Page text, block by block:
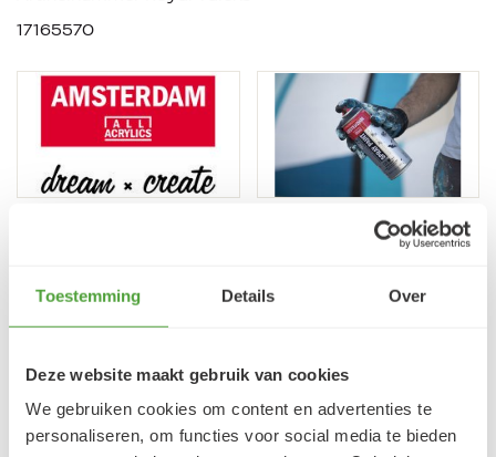
Toestemming Details Over
Deze website maakt gebruik van cookies
We gebruiken cookies om content en advertenties te
personaliseren, om functies voor social media te bieden
17165570
Bereikbaar ma 13:30-17:30; di-vr 9:00-17:30; za 9:00-